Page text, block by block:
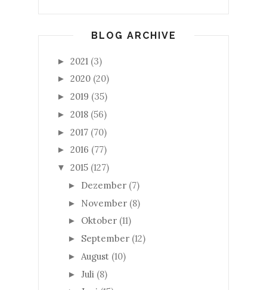
BLOG ARCHIVE
► 2021 (3)
► 2020 (20)
► 2019 (35)
► 2018 (56)
► 2017 (70)
► 2016 (77)
▼ 2015 (127)
► Dezember (7)
► November (8)
► Oktober (11)
► September (12)
► August (10)
► Juli (8)